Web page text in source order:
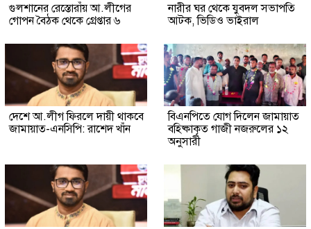
গুলশানের রেস্তোরাঁয় আ.লীগের
গোপন বৈঠক থেকে গ্রেপ্তার ৬
নারীর ঘর থেকে যুবদল সভাপতি
আটক, ভিডিও ভাইরাল
দেশে আ.লীগ ফিরলে দায়ী থাকবে
জামায়াত-এনসিপি: রাশেদ খাঁন
বিএনপিতে যোগ দিলেন জামায়াত
বহিষ্কাকৃত গাজী নজরুলের ১২
অনুসারী